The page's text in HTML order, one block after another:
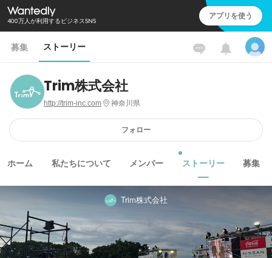
400万人が利用するビジネスSNS アプリを使う
募集 ストーリー
Trim株式会社
http://trim-inc.com 神奈川県
フォロー
ホーム 私たちについて メンバー ストーリー 募集
Trim株式会社